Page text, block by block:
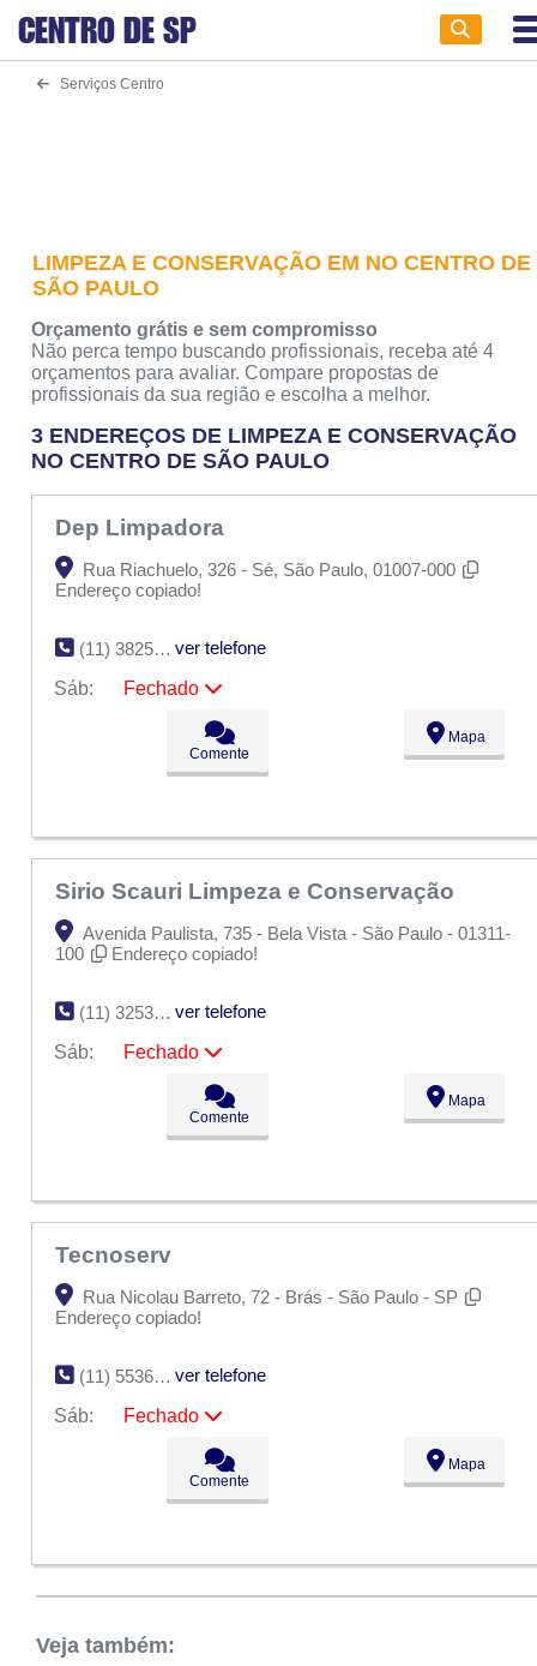
CENTRO DE SP
Serviços Centro
LIMPEZA E CONSERVAÇÃO EM NO CENTRO DE
SÃO PAULO
Orçamento grátis e sem compromisso
Não perca tempo buscando profissionais, receba até 4
orçamentos para avaliar. Compare propostas de
profissionais da sua região e escolha a melhor.
3 ENDEREÇOS DE LIMPEZA E CONSERVAÇÃO
NO CENTRO DE SÃO PAULO
Dep Limpadora
Rua Riachuelo, 326 - Sé, São Paulo, 01007-000
Endereço copiado!
(11) 3825-7214
ver telefone
Sáb:
Fechado
09:00 - 18:00
09:00 - 18:00
09:00 - 18:00
Comente
Mapa
Sirio Scauri Limpeza e Conservação
Avenida Paulista, 735 - Bela Vista - São Paulo - 01311-
100
Endereço copiado!
(11) 3253-1754
ver telefone
Sáb:
Fechado
09:00 - 18:00
09:00 - 18:00
09:00 - 18:00
Comente
Mapa
Tecnoserv
Rua Nicolau Barreto, 72 - Brás - São Paulo - SP
Endereço copiado!
(11) 5536-9909
ver telefone
Sáb:
Fechado
09:00 - 18:00
09:00 - 18:00
09:00 - 18:00
Comente
Mapa
Veja também: